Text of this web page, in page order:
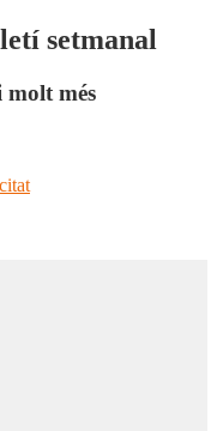
setmanal
molt més